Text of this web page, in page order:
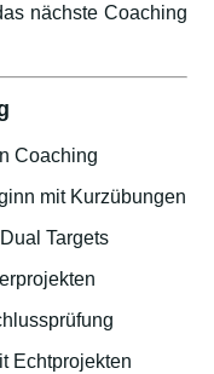
nächste Coaching
Coaching
mit Kurzübungen
Targets
Echtprojekten